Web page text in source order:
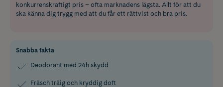
konkurrenskraftigt pris – ofta marknadens lägsta. Allt för att du
ska känna dig trygg med att du får ett rättvist och bra pris.
Snabba fakta
Deodorant med 24h skydd
Fräsch träig och kryddig doft